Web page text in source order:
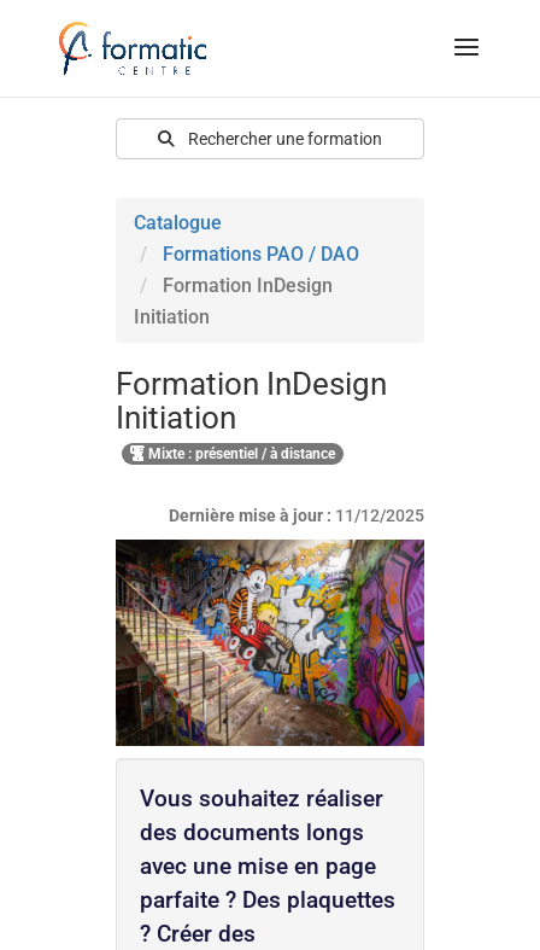
Rechercher une formation
Catalogue
Formations PAO / DAO
Formation InDesign
Initiation
Formation InDesign
Initiation
Mixte : présentiel / à distance
Dernière mise à jour : 11/12/2025
Vous souhaitez réaliser
des documents longs
avec une mise en page
parfaite ? Des plaquettes
? Créer des